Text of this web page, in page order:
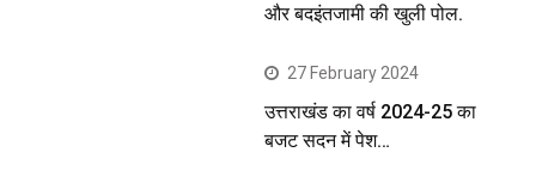
और बदइंतजामी की खुली पोल.
27 February 2024
उत्तराखंड का वर्ष 2024-25 का
बजट सदन में पेश…